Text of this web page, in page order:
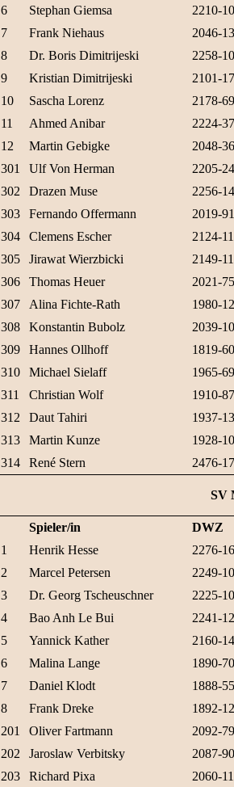
6
Stephan Giemsa
2210-
7
Frank Niehaus
2046-
8
Dr. Boris Dimitrijeski
2258-
9
Kristian Dimitrijeski
2101-
10
Sascha Lorenz
2178-
11
Ahmed Anibar
2224-
12
Martin Gebigke
2048-
301
Ulf Von Herman
2205-
302
Drazen Muse
2256-
303
Fernando Offermann
2019-
304
Clemens Escher
2124-
305
Jirawat Wierzbicki
2149-
306
Thomas Heuer
2021-
307
Alina Fichte-Rath
1980-
308
Konstantin Bubolz
2039-
309
Hannes Ollhoff
1819-
310
Michael Sielaff
1965-
311
Christian Wolf
1910-
312
Daut Tahiri
1937-
313
Martin Kunze
1928-
314
René Stern 2476-
SV
Spieler/in
DWZ
1
Henrik Hesse
2276-
2
Marcel Petersen
2249-
3
Dr. Georg Tscheuschner
2225-
4
Bao Anh Le Bui
2241-
5
Yannick Kather
2160-
6
Malina Lange
1890-
7
Daniel Klodt
1888-
8
Frank Dreke
1892-
201
Oliver Fartmann
2092-
202
Jaroslaw Verbitsky
2087-
203
Richard Pixa
2060-